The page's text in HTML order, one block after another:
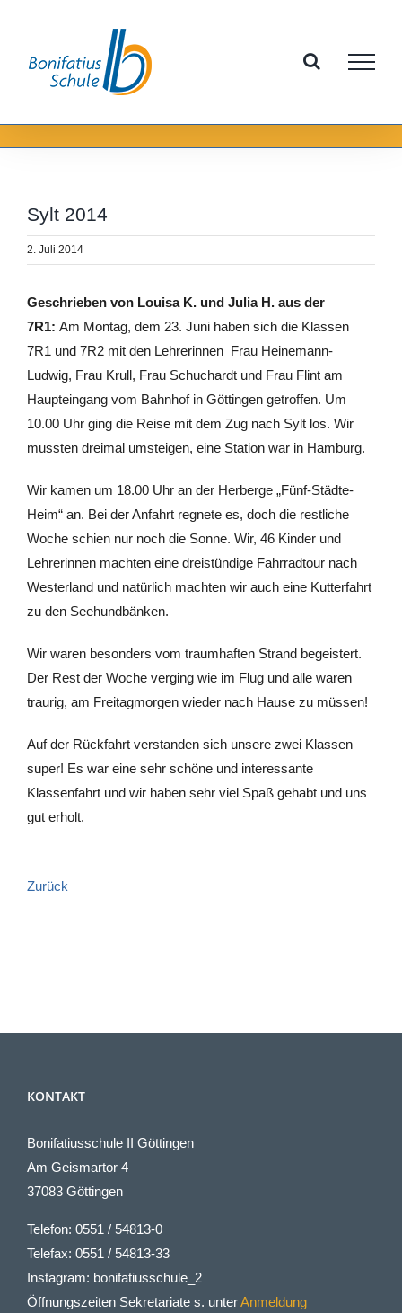
springen
Sylt 2014
2. Juli 2014
Geschrieben von Louisa K. und Julia H. aus der
7R1: Am Montag, dem 23. Juni haben sich die Klassen
7R1 und 7R2 mit den Lehrerinnen Frau Heinemann-
Ludwig, Frau Krull, Frau Schuchardt und Frau Flint am
Haupteingang vom Bahnhof in Göttingen getroffen. Um
10.00 Uhr ging die Reise mit dem Zug nach Sylt los. Wir
mussten dreimal umsteigen, eine Station war in Hamburg.
Wir kamen um 18.00 Uhr an der Herberge „Fünf-Städte-
Heim“ an. Bei der Anfahrt regnete es, doch die restliche
Woche schien nur noch die Sonne. Wir, 46 Kinder und
Lehrerinnen machten eine dreistündige Fahrradtour nach
Westerland und natürlich machten wir auch eine Kutterfahrt
zu den Seehundbänken.
Wir waren besonders vom traumhaften Strand begeistert.
Der Rest der Woche verging wie im Flug und alle waren
traurig, am Freitagmorgen wieder nach Hause zu müssen!
Auf der Rückfahrt verstanden sich unsere zwei Klassen
super! Es war eine sehr schöne und interessante
Klassenfahrt und wir haben sehr viel Spaß gehabt und uns
gut erholt.
Zurück
KONTAKT
Bonifatiusschule II Göttingen
Am Geismartor 4
37083 Göttingen
Telefon: 0551 / 54813-0
Telefax: 0551 / 54813-33
Instagram: bonifatiusschule_2
Öffnungszeiten Sekretariate s. unterAnmeldung